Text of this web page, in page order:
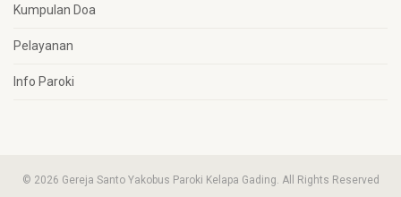
Kumpulan Doa
Pelayanan
Info Paroki
© 2026 Gereja Santo Yakobus Paroki Kelapa Gading. All Rights Reserved